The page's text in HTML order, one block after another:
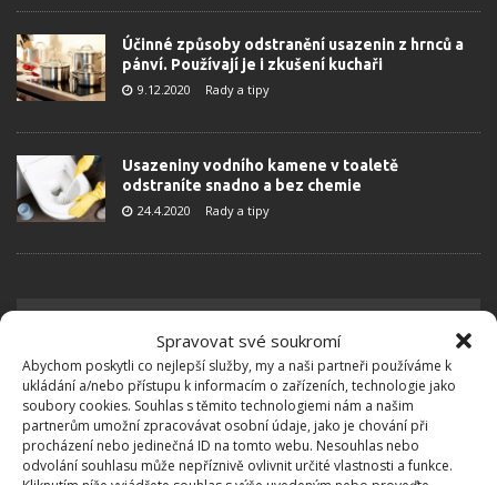
Spravovat své soukromí
Abychom poskytli co nejlepší služby, my a naši partneři používáme k
ukládání a/nebo přístupu k informacím o zařízeních, technologie jako
soubory cookies. Souhlas s těmito technologiemi nám a našim
partnerům umožní zpracovávat osobní údaje, jako je chování při
procházení nebo jedinečná ID na tomto webu. Nesouhlas nebo
odvolání souhlasu může nepříznivě ovlivnit určité vlastnosti a funkce.
Účinné způsoby odstranění usazenin z hrnců a
pánví. Používají je i zkušení kuchaři
9.12.2020 Rady a tipy
Usazeniny vodního kamene v toaletě
odstraníte snadno a bez chemie
24.4.2020 Rady a tipy
OBLÍBENÉ ČLÁNKY